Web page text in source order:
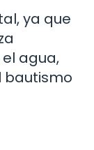
ya que
agua,
bautismo